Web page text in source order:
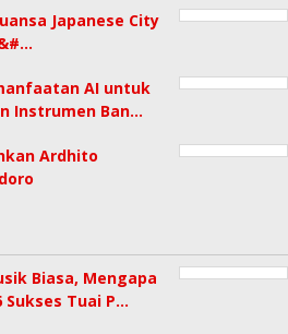
Japanese City
AI untuk
Instrumen Ban…
Ardhito
Biasa, Mengapa
Sukses Tuai P…